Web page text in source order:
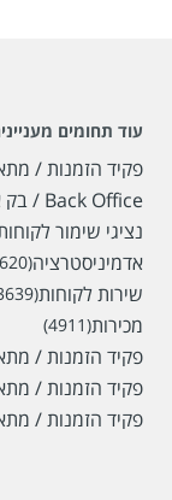
שכר
סוג משרה
מיקום
כפר
לפני חודש
עוד תחומים
פקיד הזמנות /
Back Office / בק אופיס
נציגי שימור
אדמיניסטרציה(3620)
שירות לקוחות(3639)
מכירות(4911)
פקיד הזמנות /
פקיד הזמנות /
פקיד הזמנות /